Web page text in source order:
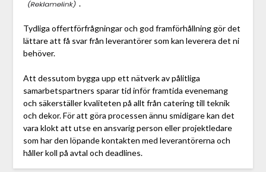
.
Tydliga offertförfrågningar och god framförhållning gör det
lättare att få svar från leverantörer som kan leverera det ni
behöver.
Att dessutom bygga upp ett nätverk av pålitliga
samarbetspartners sparar tid inför framtida evenemang
och säkerställer kvaliteten på allt från catering till teknik
och dekor. För att göra processen ännu smidigare kan det
vara klokt att utse en ansvarig person eller projektledare
som har den löpande kontakten med leverantörerna och
håller koll på avtal och deadlines.